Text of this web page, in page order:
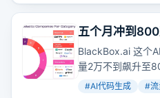
五个月冲到
生成工具站好猛
BlackBox.ai 这个
量2万不到飙升至
#AI代码生成 #